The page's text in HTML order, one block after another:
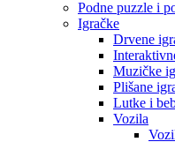
Podne puzzle i
Igračke
Drvene
Muzičke
Plišane
Lutke i
Vozila